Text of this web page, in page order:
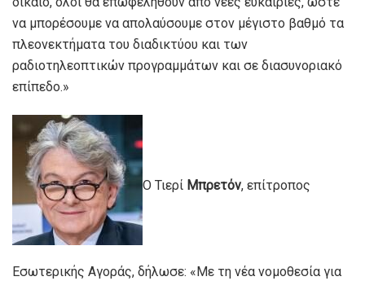
να μπορέσουμε να απολαύσουμε στον μέγιστο βαθμό τα
πλεονεκτήματα του διαδικτύου και των
ραδιοτηλεοπτικών προγραμμάτων και σε διασυνοριακό
επίπεδο.»
Ο Τιερί Μπρετόν, επίτροπος
Εσωτερικής Αγοράς, δήλωσε: «Με τη νέα νομοθεσία για